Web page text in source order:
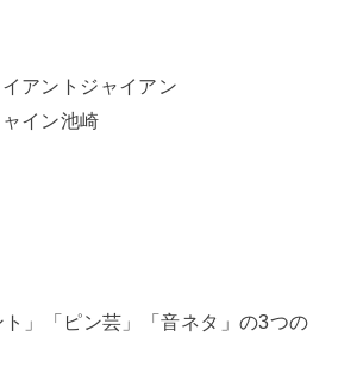
アントジャイアン
イン池崎
」「ピン芸」「音ネタ」の3つの